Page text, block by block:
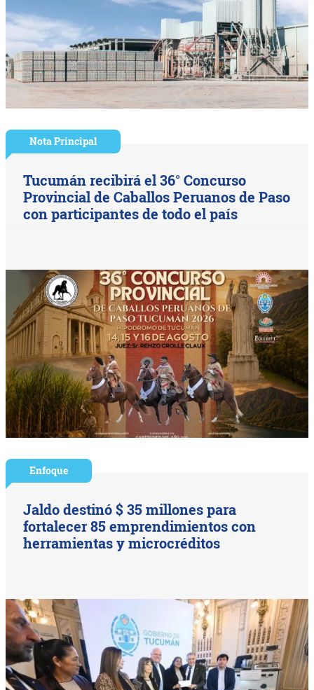
Nota Principal
Tucumán recibirá el 36° Concurso
Provincial de Caballos Peruanos de Paso
con participantes de todo el país
Enfoque
Jaldo destinó $ 35 millones para
fortalecer 85 emprendimientos con
herramientas y microcréditos